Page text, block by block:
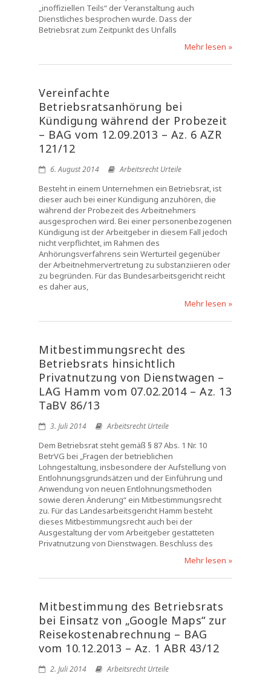
„inoffiziellen Teils“ der Veranstaltung auch
Dienstliches besprochen wurde. Dass der
Betriebsrat zum Zeitpunkt des Unfalls
Mehr lesen »
Vereinfachte
Betriebsratsanhörung bei
Kündigung während der Probezeit
– BAG vom 12.09.2013 – Az. 6 AZR
121/12
6. August 2014 Arbeitsrecht Urteile
Besteht in einem Unternehmen ein Betriebsrat, ist
dieser auch bei einer Kündigung anzuhören, die
während der Probezeit des Arbeitnehmers
ausgesprochen wird. Bei einer personenbezogenen
Kündigung ist der Arbeitgeber in diesem Fall jedoch
nicht verpflichtet, im Rahmen des
Anhörungsverfahrens sein Werturteil gegenüber
der Arbeitnehmervertretung zu substanziieren oder
zu begründen. Für das Bundesarbeitsgericht reicht
es daher aus,
Mehr lesen »
Mitbestimmungsrecht des
Betriebsrats hinsichtlich
Privatnutzung von Dienstwagen –
LAG Hamm vom 07.02.2014 – Az. 13
TaBV 86/13
3. Juli 2014 Arbeitsrecht Urteile
Dem Betriebsrat steht gemäß § 87 Abs. 1 Nr. 10
BetrVG bei „Fragen der betrieblichen
Lohngestaltung, insbesondere der Aufstellung von
Entlohnungsgrundsätzen und der Einführung und
Anwendung von neuen Entlohnungsmethoden
sowie deren Änderung“ ein Mitbestimmungsrecht
zu. Für das Landesarbeitsgericht Hamm besteht
dieses Mitbestimmungsrecht auch bei der
Ausgestaltung der vom Arbeitgeber gestatteten
Privatnutzung von Dienstwagen. Beschluss des
Mehr lesen »
Mitbestimmung des Betriebsrats
bei Einsatz von „Google Maps“ zur
Reisekostenabrechnung – BAG
vom 10.12.2013 – Az. 1 ABR 43/12
2. Juli 2014 Arbeitsrecht Urteile